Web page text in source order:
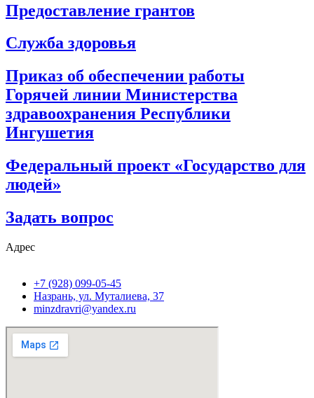
Предоставление грантов
Служба здоровья
Приказ об обеспечении работы
Горячей линии Министерства
здравоохранения Республики
Ингушетия
Федеральный проект «Государство для
людей»
Задать вопрос
Адрес
+7 (928) 099-05-45
Назрань, ул. Муталиева, 37
minzdravri@yandex.ru